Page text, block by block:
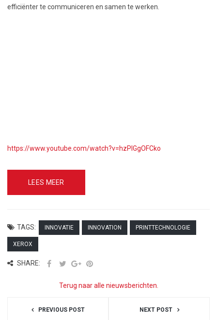
efficiënter te communiceren en samen te werken.
https://www.youtube.com/watch?v=hzPIGgOFCko
LEES MEER
TAGS: INNOVATIE INNOVATION PRINTTECHNOLOGIE
XEROX
SHARE:
Terug naar alle nieuwsberichten.
PREVIOUS POST NEXT POST